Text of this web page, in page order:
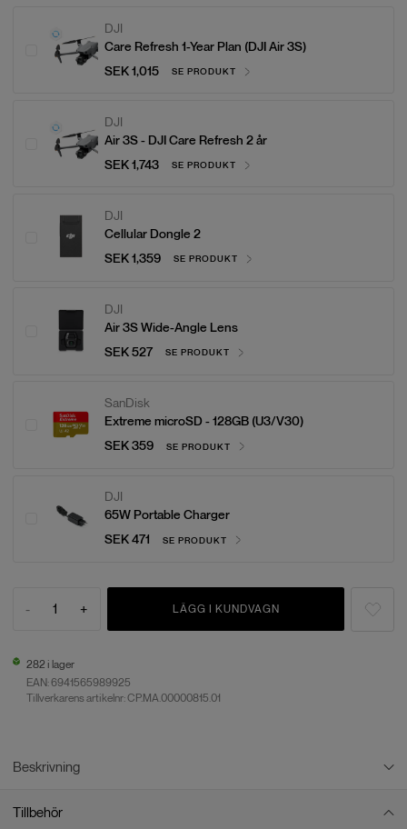
DJI
Care Refresh 1-Year Plan (DJI Air 3S)
SEK 1,015
SE PRODUKT
DJI
Air 3S - DJI Care Refresh 2 år
SEK 1,743
SE PRODUKT
DJI
Cellular Dongle 2
SEK 1,359
SE PRODUKT
DJI
Air 3S Wide-Angle Lens
SEK 527
SE PRODUKT
SanDisk
Extreme microSD - 128GB (U3/V30)
SEK 359
SE PRODUKT
DJI
65W Portable Charger
SEK 471
SE PRODUKT
- 1 + LÄGG I KUNDVAGN
282 i lager
EAN:6941565989925
Tillverkarens artikelnr: CP.MA.00000815.01
Beskrivning
Tillbehör